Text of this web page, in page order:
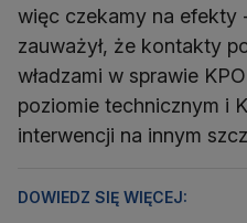
więc czekamy na efekty
zauważył, że kontakty
władzami w sprawie
poziomie technicznym i
interwencji na innym
DOWIEDZ SIĘ WIĘCEJ: